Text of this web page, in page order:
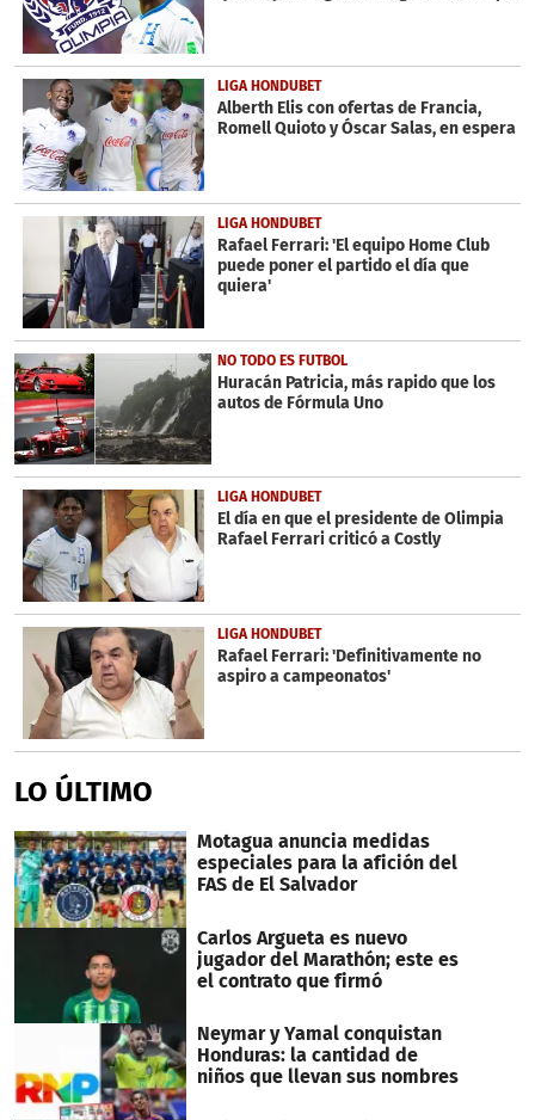
LIGA HONDUBET
Alberth Elis con ofertas de Francia,
Romell Quioto y Óscar Salas, en espera
LIGA HONDUBET
Rafael Ferrari: 'El equipo Home Club
puede poner el partido el día que
quiera'
NO TODO ES FUTBOL
Huracán Patricia, más rapido que los
autos de Fórmula Uno
LIGA HONDUBET
El día en que el presidente de Olimpia
Rafael Ferrari criticó a Costly
LIGA HONDUBET
Rafael Ferrari: 'Definitivamente no
aspiro a campeonatos'
LO ÚLTIMO
Motagua anuncia medidas
especiales para la afición del
FAS de El Salvador
Carlos Argueta es nuevo
jugador del Marathón; este es
el contrato que firmó
Neymar y Yamal conquistan
Honduras: la cantidad de
niños que llevan sus nombres